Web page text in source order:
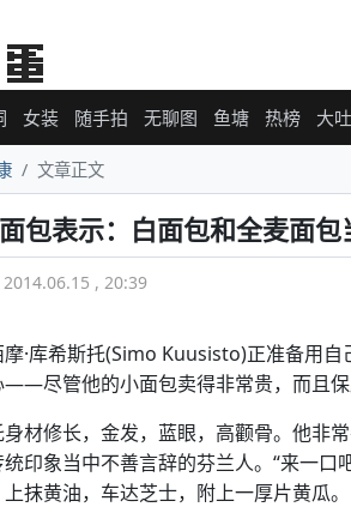
女装 随手拍 无聊图 鱼塘 热榜 大
文章正文
包表示：白面包和全麦面
, 20:39
·库希斯托(Simo Kuusisto)正准备用
——尽管他的小面包卖得非常贵，而且保
材修长，金发，蓝眼，高颧骨。他非
印象当中不善言辞的芬兰人。“来一口
抹黄油，车达芝士，附上一厚片黄瓜。